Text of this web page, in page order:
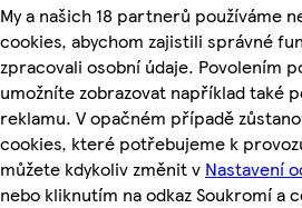
My a našich 18 partnerů používáme
cookies, abychom zajistili správné
zpracovali osobní údaje. Povolením
umožníte zobrazovat například také
reklamu. V opačném případě
cookies, které potřebujeme k
můžete kdykoliv změnit v Nastavení
nebo kliknutím na odkaz Soukromí a